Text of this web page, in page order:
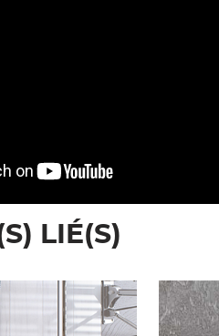
LIÉ(S)